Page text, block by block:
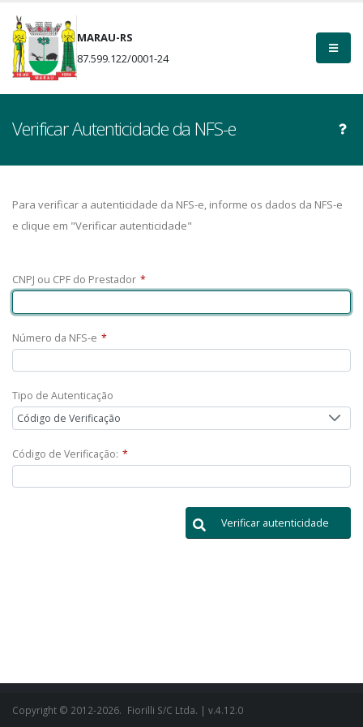
MARAU-RS
87.599.122/0001-24
Verificar Autenticidade da NFS-e
Para verificar a autenticidade da NFS-e, informe os dados da NFS-e
e clique em "Verificar autenticidade"
CNPJ ou CPF do Prestador *
Número da NFS-e *
Tipo de Autenticação
Código de Verificação
Código de Verificação: *
Verificar autenticidade
Copyright © 2012-2026. Fiorilli S/C Ltda. | v.4.12.0